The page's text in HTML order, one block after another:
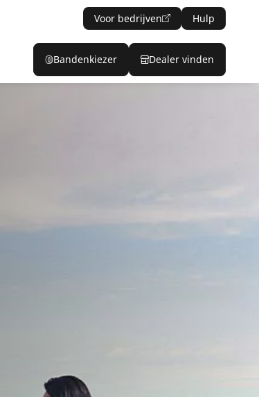
Voor bedrijven Hulp
Bandenkiezer Dealer vinden